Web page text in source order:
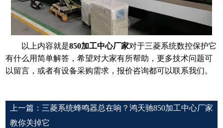
以上内容就是850加工中心厂家对于三菱系统数控保护它
有什么用简单解答，希望对大家有所帮助，更多技术问题可
以留言，或者有设备采购需求，报价咨询都可以联系我们。
上一篇： 三菱系统蜂鸣器总在响？鸿天驰850加工中心厂家
教你关掉它